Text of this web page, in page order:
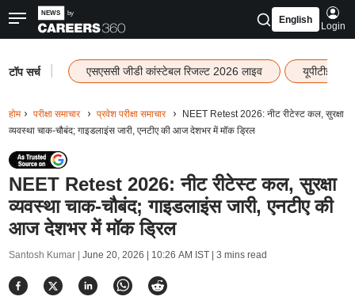
English
Login
टॉप सर्च एसएससी जीडी कांस्टेबल रिजल्ट 2026 लाइव यूपीटीईटी
होम परीक्षा समाचार प्रवेश परीक्षा समाचार
NEET Retest 2026: नीट रीटेस्ट कल, सुरक्षा
व्यवस्था चाक-चौबंद; गाइडलाइंस जारी, एनटीए की आज देशभर में मॉक ड्रिल
NEET Retest 2026: नीट रीटेस्ट कल, सुरक्षा
व्यवस्था चाक-चौबंद; गाइडलाइंस जारी, एनटीए की
आज देशभर में मॉक ड्रिल
Santosh Kumar | June 20, 2026 | 10:26 AM IST| 3 mins read